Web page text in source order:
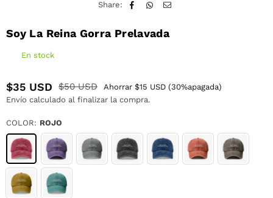
Share:
Soy La Reina Gorra Prelavada
En stock
Precio
habitual
$35 USD $50 USD Ahorrar $15 USD (30%apagada)
Envío calculado al finalizar la compra.
COLOR: ROJO